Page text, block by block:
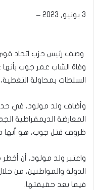
3 يونيو, 2023 –
وصف رئيس حزب اتحاد
وفاة الشاب عمر جوب بأنها
السلطات بمحاولة
وأضاف ولد مولود، في
المعارضة الديمقراطية
ظروف قتل جوب، هو أنها
واعتبر ولد مولود، أن
الدولة والمواطنين، من
فيما بعد حقيقتها.